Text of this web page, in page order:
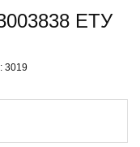
ЕТУ
3019